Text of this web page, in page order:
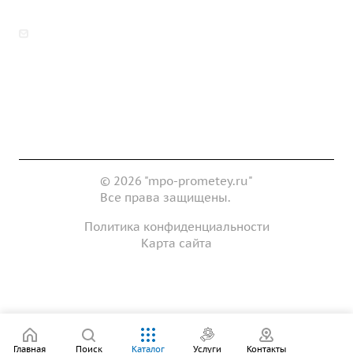
© 2026 "mpo-prometey.ru"
Все права защищены.
Политика конфиденциальности
Карта сайта
Главная Поиск Каталог Услуги Контакты